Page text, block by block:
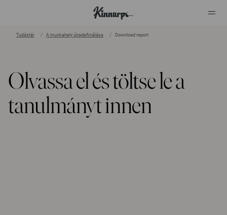
Tudástár A munkahely újradefiniálása Download report
Olvassa el és töltse le a
tanulmányt innen